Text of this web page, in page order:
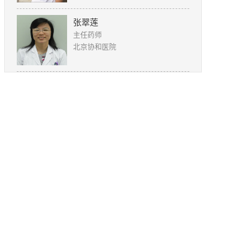
张翠莲
主任药师
北京协和医院